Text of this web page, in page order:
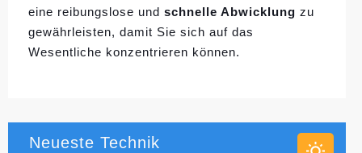
eine reibungslose und schnelle Abwicklung zu
gewährleisten, damit Sie sich auf das
Wesentliche konzentrieren können.
Neueste Technik